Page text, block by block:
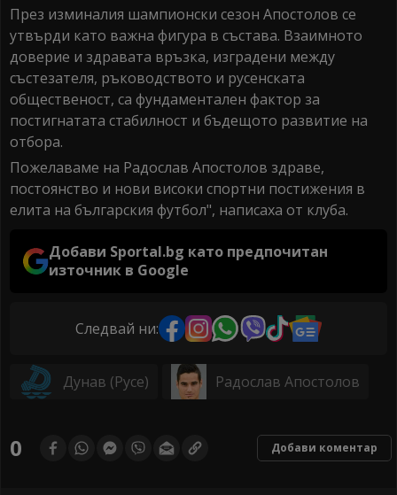
През изминалия шампионски сезон Апостолов се
утвърди като важна фигура в състава. Взаимното
доверие и здравата връзка, изградени между
състезателя, ръководството и русенската
общественост, са фундаментален фактор за
постигнатата стабилност и бъдещото развитие на
отбора.
Пожелаваме на Радослав Апостолов здраве,
постоянство и нови високи спортни постижения в
елита на българския футбол", написаха от клуба.
Добави Sportal.bg като предпочитан
източник в Google
Следвай ни:
Дунав (Русе) Радослав Апостолов
0 Добави коментар